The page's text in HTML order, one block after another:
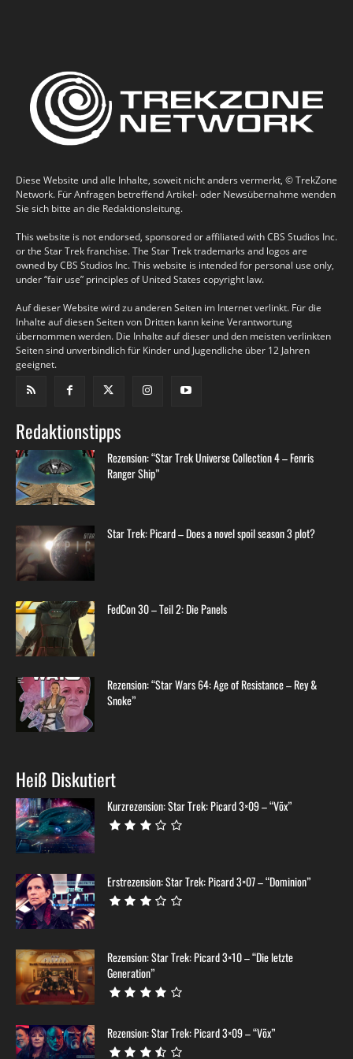
Diese Website und alle Inhalte, soweit nicht anders vermerkt, © TrekZone
Network. Für Anfragen betreffend Artikel- oder Newsübernahme wenden
Sie sich bitte an die Redaktionsleitung.
This website is not endorsed, sponsored or affiliated with CBS Studios Inc.
or the Star Trek franchise. The Star Trek trademarks and logos are
owned by CBS Studios Inc. This website is intended for personal use only,
under “fair use” principles of United States copyright law.
Auf dieser Website wird zu anderen Seiten im Internet verlinkt. Für die
Inhalte auf diesen Seiten von Dritten kann keine Verantwortung
übernommen werden. Die Inhalte auf dieser und den meisten verlinkten
Seiten sind unverbindlich für Kinder und Jugendliche über 12 Jahren
geeignet.
Redaktionstipps
Rezension: “Star Trek Universe Collection 4 – Fenris
Ranger Ship”
Star Trek: Picard – Does a novel spoil season 3 plot?
FedCon 30 – Teil 2: Die Panels
Rezension: “Star Wars 64: Age of Resistance – Rey &
Snoke”
Heiß Diskutiert
Kurzrezension: Star Trek: Picard 3×09 – “Võx”
Erstrezension: Star Trek: Picard 3×07 – “Dominion”
Rezension: Star Trek: Picard 3×10 – “Die letzte
Generation”
Rezension: Star Trek: Picard 3×09 – “Võx”